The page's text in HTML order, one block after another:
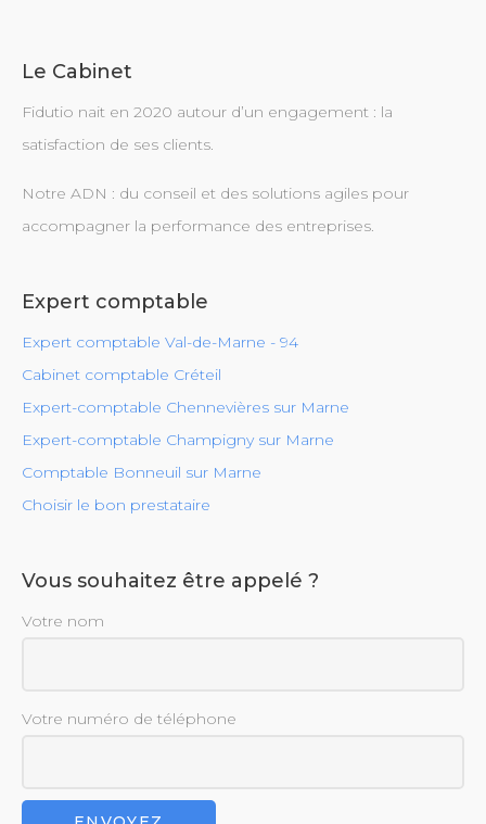
Le Cabinet
Fidutio nait en 2020 autour d’un engagement : la
satisfaction de ses clients.
Notre ADN : du conseil et des solutions agiles pour
accompagner la performance des entreprises.
Expert comptable
Expert comptable Val-de-Marne - 94
Cabinet comptable Créteil
Expert-comptable Chennevières sur Marne
Expert-comptable Champigny sur Marne
Comptable Bonneuil sur Marne
Choisir le bon prestataire
Vous souhaitez être appelé ?
Votre nom
Votre numéro de téléphone